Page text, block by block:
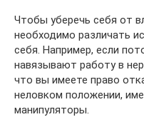
Чтобы уберечь себя от
необходимо различать
себя. Например, если
навязывают работу в
что вы имеете право
неловком положении,
манипуляторы.